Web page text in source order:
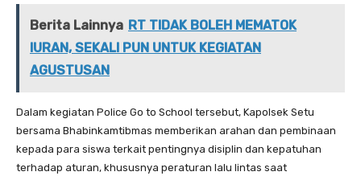
Berita Lainnya RT TIDAK BOLEH MEMATOK
IURAN, SEKALI PUN UNTUK KEGIATAN
AGUSTUSAN
Dalam kegiatan Police Go to School tersebut, Kapolsek Setu
bersama Bhabinkamtibmas memberikan arahan dan pembinaan
kepada para siswa terkait pentingnya disiplin dan kepatuhan
terhadap aturan, khususnya peraturan lalu lintas saat